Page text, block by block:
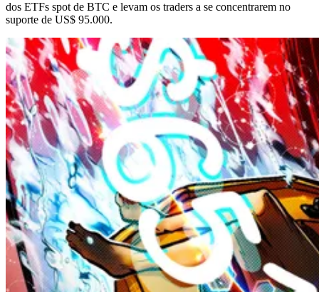
dos ETFs spot de BTC e levam os traders a se concentrarem no
suporte de US$ 95.000.